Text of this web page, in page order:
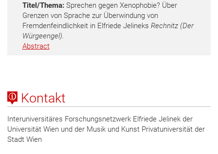
Titel/Thema:Sprechen gegen Xenophobie? Über
Grenzen von Sprache zur Überwindung von
Fremdenfeindlichkeit in Elfriede Jelineks Rechnitz (Der
Würgeengel).
Abstract
Kontakt
Interuniversitäres Forschungsnetzwerk Elfriede Jelinek der
Universität Wien und der Musik und Kunst Privatuniversität der
Stadt Wien